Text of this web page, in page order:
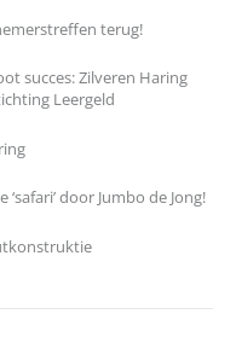
terug!
succes: Zilveren Haring
Leergeld
door Jumbo de Jong!